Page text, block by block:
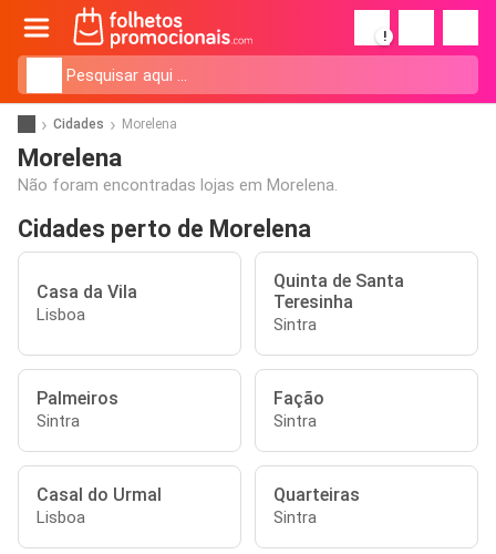
!
Cidades Morelena
Morelena
Não foram encontradas lojas em Morelena.
Cidades perto de Morelena
Casa da Vila
Lisboa
Quinta de Santa
Teresinha
Sintra
Palmeiros
Sintra
Fação
Sintra
Casal do Urmal
Lisboa
Quarteiras
Sintra